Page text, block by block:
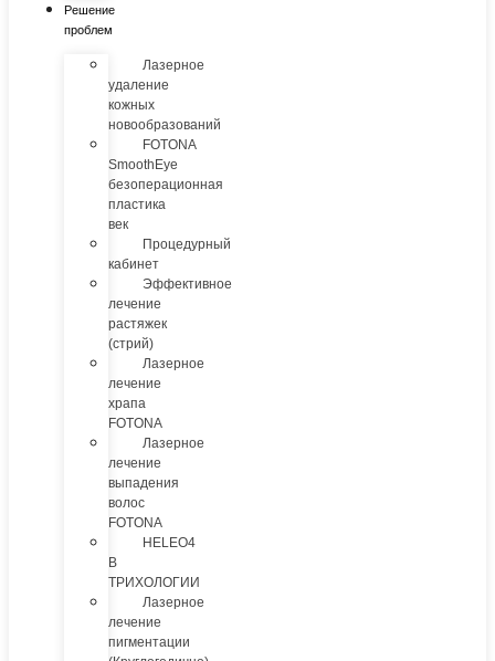
Решение
проблем
Лазерное
удаление
кожных
новообразований
FOTONA
SmoothEye
безоперационная
пластика
век
Процедурный
кабинет
Эффективное
лечение
растяжек
(стрий)
Лазерное
лечение
храпа
FOTONA
Лазерное
лечение
выпадения
волос
FOTONA
HELEO4
В
ТРИХОЛОГИИ
Лазерное
лечение
пигментации